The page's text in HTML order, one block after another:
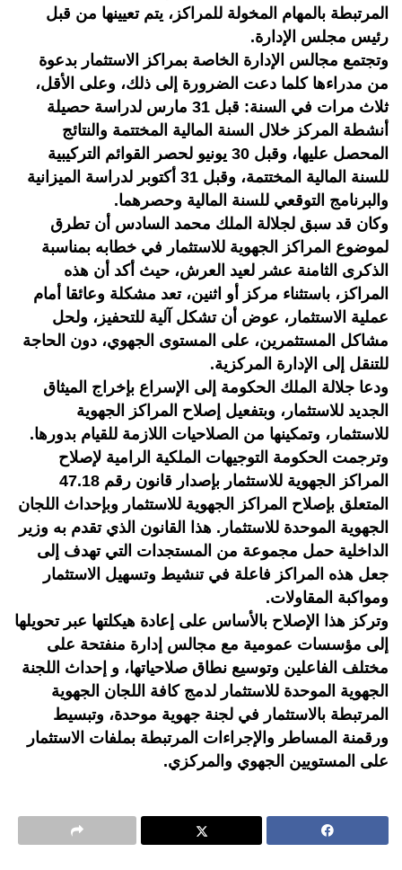
المرتبطة بالمهام المخولة للمراكز، يتم تعيينها من قبل
رئيس مجلس الإدارة.
وتجتمع مجالس الإدارة الخاصة بمراكز الاستثمار بدعوة
من مدراءها كلما دعت الضرورة إلى ذلك، وعلى الأقل،
ثلاث مرات في السنة: قبل 31 مارس لدراسة حصيلة
أنشطة المركز خلال السنة المالية المختتمة والنتائج
المحصل عليها، وقبل 30 يونيو لحصر القوائم التركيبية
للسنة المالية المختتمة، وقبل 31 أكتوبر لدراسة الميزانية
والبرنامج التوقعي للسنة المالية وحصرهما.
وكان قد سبق لجلالة الملك محمد السادس أن تطرق
لموضوع المراكز الجهوية للاستثمار في خطابه بمناسبة
الذكرى الثامنة عشر لعيد العرش، حيث أكد أن هذه
المراكز، باستثناء مركز أو اثنين، تعد مشكلة وعائقا أمام
عملية الاستثمار، عوض أن تشكل آلية للتحفيز، ولحل
مشاكل المستثمرين، على المستوى الجهوي، دون الحاجة
للتنقل إلى الإدارة المركزية.
ودعا جلالة الملك الحكومة إلى الإسراع بإخراج الميثاق
الجديد للاستثمار، وبتفعيل إصلاح المراكز الجهوية
للاستثمار، وتمكينها من الصلاحيات اللازمة للقيام بدورها.
وترجمت الحكومة التوجيهات الملكية الرامية لإصلاح
المراكز الجهوية للاستثمار بإصدار قانون رقم 47.18
المتعلق بإصلاح المراكز الجهوية للاستثمار وبإحداث اللجان
الجهوية الموحدة للاستثمار. هذا القانون الذي تقدم به وزير
الداخلية حمل مجموعة من المستجدات التي تهدف إلى
جعل هذه المراكز فاعلة في تنشيط وتسهيل الاستثمار
ومواكبة المقاولات.
وتركز هذا الإصلاح بالأساس على إعادة هيكلتها عبر تحويلها
إلى مؤسسات عمومية مع مجالس إدارة منفتحة على
مختلف الفاعلين وتوسيع نطاق صلاحياتها، و إحداث اللجنة
الجهوية الموحدة للاستثمار لدمج كافة اللجان الجهوية
المرتبطة بالاستثمار في لجنة جهوية موحدة، وتبسيط
ورقمنة المساطر والإجراءات المرتبطة بملفات الاستثمار
على المستويين الجهوي والمركزي.